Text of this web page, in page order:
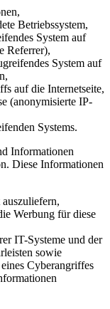
Betriebssystem,
System auf
Referrer),
System auf
auf die Internetseite,
(anonymisierte IP-
Systems.
Informationen
Diese Informationen
Werbung für diese
IT-Systeme und der
sowie
Cyberangriffes